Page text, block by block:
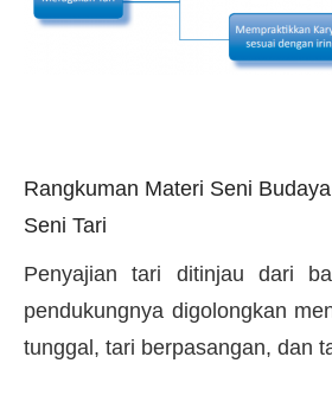
Rangkuman Materi Seni
Seni Tari
Penyajian tari ditinjau dari
pendukungnya digolongkan
tunggal, tari berpasangan, dan